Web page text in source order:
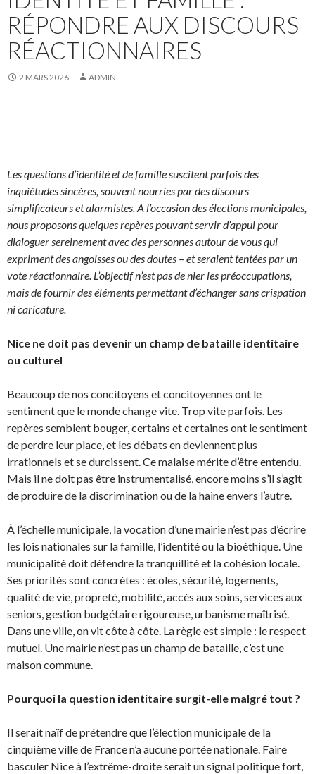
RÉPONDRE AUX DISCOURS
RÉACTIONNAIRES
2 MARS 2026 ADMIN
Les questions d’identité et de famille suscitent parfois des
inquiétudes sincères, souvent nourries par des discours
simplificateurs et alarmistes. A l’occasion des élections municipales,
nous proposons quelques repères pouvant servir d’appui pour
dialoguer sereinement avec des personnes autour de vous qui
expriment des angoisses ou des doutes – et seraient tentées par un
vote réactionnaire. L’objectif n’est pas de nier les préoccupations,
mais de fournir des éléments permettant d’échanger sans crispation
ni caricature.
Nice ne doit pas devenir un champ de bataille identitaire
ou culturel
Beaucoup de nos concitoyens et concitoyennes ont le
sentiment que le monde change vite. Trop vite parfois. Les
repères semblent bouger, certains et certaines ont le sentiment
de perdre leur place, et les débats en deviennent plus
irrationnels et se durcissent. Ce malaise mérite d’être entendu.
Mais il ne doit pas être instrumentalisé, encore moins s’il s’agit
de produire de la discrimination ou de la haine envers l’autre.
À l’échelle municipale, la vocation d’une mairie n’est pas d’écrire
les lois nationales sur la famille, l’identité ou la bioéthique. Une
municipalité doit défendre la tranquillité et la cohésion locale.
Ses priorités sont concrètes : écoles, sécurité, logements,
qualité de vie, propreté, mobilité, accès aux soins, services aux
seniors, gestion budgétaire rigoureuse, urbanisme maîtrisé.
Dans une ville, on vit côte à côte. La règle est simple : le respect
mutuel. Une mairie n’est pas un champ de bataille, c’est une
maison commune.
Pourquoi la question identitaire surgit-elle malgré tout ?
Il serait naïf de prétendre que l’élection municipale de la
cinquième ville de France n’a aucune portée nationale. Faire
basculer Nice à l’extrême-droite serait un signal politique fort,